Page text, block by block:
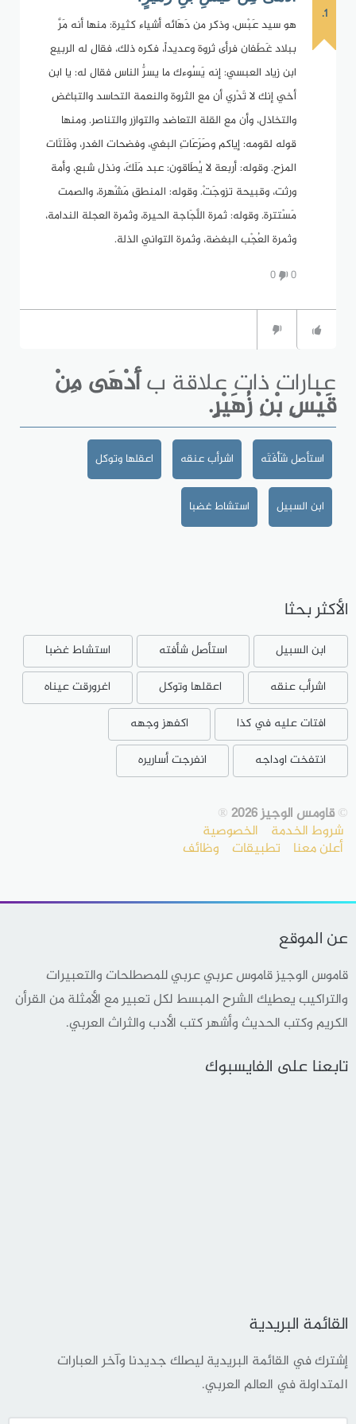
1.
هو سيد عَبْس، وذكر من دَهَائه أشياء كثيرة: منها أنه مَرَّ
ببلاد غَطَفان فرأى ثروة وعديداً، فكره ذلك، فقال له الربيع
ابن زياد العبسي: إنه يَسُوءك ما يسرُّ الناس فقال له: يا ابن
أخي إنك لا تَدْرِي أن مع الثروة والنعمة التحاسد والتباغض
والتخاذل، وأن مع القلة التعاضد والتوازر والتناصر. ومنها
قوله لقومه: إياكم وصَرَعَاتِ البغي، وفضحات الغدر، وفَلَتَات
المزح. وقوله: أربعة لا يُطَاقون: عبد مَلَكَ، ونذل شبع، وأمة
ورثت، وقبيحة تزوجَتْ. وقوله: المنطق مَشْهرة، والصمت
مَسْتترة. وقوله: ثمرة اللَّجَاجة الحيرة، وثمرة العجلة الندامة،
وثمرة العُجْب البغضة، وثمرة التواني الذلة.
0
0
عبارات ذات علاقة بأَدْهَى مِنْ
قَيْسِ بْنِ زُهَيْرٍ.
استأصل شَأْفَتَه اشرأب عنقه اعقلها وتوكل
ابن السبيل استشاط غضبا
الأكثر بحثا
ابن السبيل استأصل شأفته
استشاط غضبا
اشرأب عنقه
اعقلها وتوكل
اغرورقت عيناه
افتات عليه في كذا
اكفهز وجهه
انتفخت اوداجه
انفرجت أساريره
©قاومس الوجيز 2026 ®
شروط الخدمة الخصوصية
أعلن معنا تطبيقات وظائف
عن الموقع
قاموس الوجيز قاموس عربي عربي للمصطلحات والتعبيرات
والتراكيب يعطيك الشرح المبسط لكل تعبير مع الأمثلة من القرأن
الكريم وكتب الحديث وأشهر كتب الأدب والثراث العربي.
تابعنا على الفايسبوك
القائمة البريدية
إشترك في القائمة البريدية ليصلك جديدنا وآخر العبارات
المتداولة في العالم العربي.